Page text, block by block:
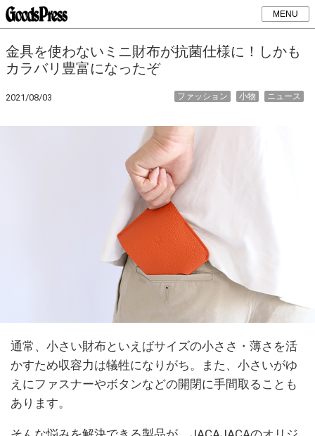
MENU
金具を使わないミニ財布が抗菌仕様に！しかも
カラバリ豊富になったぞ
2021/08/03 ニュース
小物
ファッション
通常、小さい財布といえばサイズの小ささ・薄さを活
かすため収容力は犠牲になりがち。また、小さいがゆ
えにファスナーやボタンなどの開閉に手間取ることも
あります。